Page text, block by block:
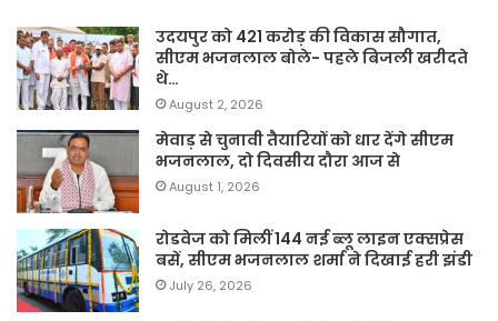
उदयपुर को 421 करोड़ की विकास सौगात,
सीएम भजनलाल बोले- पहले बिजली खरीदते
थे…
August 2, 2026
मेवाड़ से चुनावी तैयारियों को धार देंगे सीएम
भजनलाल, दो दिवसीय दौरा आज से
August 1, 2026
रोडवेज को मिलीं 144 नई ब्लू लाइन एक्सप्रेस
बसें, सीएम भजनलाल शर्मा ने दिखाई हरी झंडी
July 26, 2026